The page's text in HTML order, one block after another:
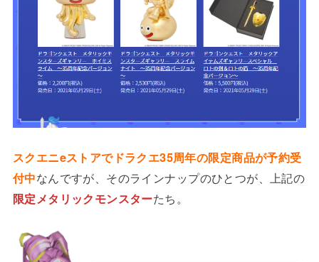
スクエニeストアでドラクエ35周年の限定商品が予約受
付中なんですが、そのラインナップのひとつが、上記の
限定メタリックモンスターたち。